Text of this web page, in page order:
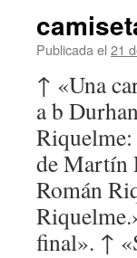
Publicada el 21
↑ «Una
a b
de Martín
Román
final». ↑